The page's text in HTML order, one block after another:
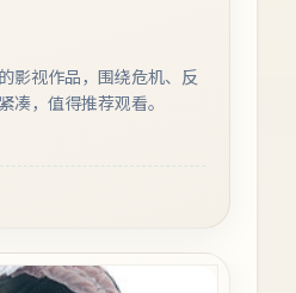
影视作品，围绕危机、反
凑，值得推荐观看。